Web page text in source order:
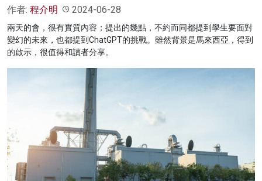
作者: 程介明 2024-06-28
兩天的會，很有實質內容；提出的幾點，不約而同都提到學生要面對
變幻的未來，也都提到ChatGPT的挑戰。雖然背景是馬來西亞，得到
的啟示，很值得和讀者分享。